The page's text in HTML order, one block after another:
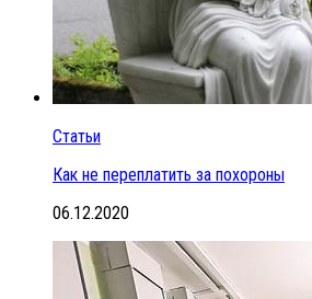
Статьи
Как не переплатить за похороны
06.12.2020